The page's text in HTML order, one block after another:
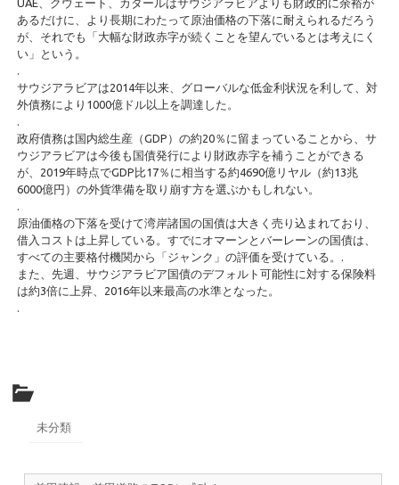
UAE、クウェート、カタールはサウジアラビアよりも財政的に余裕が
あるだけに、より長期にわたって原油価格の下落に耐えられるだろう
が、それでも「大幅な財政赤字が続くことを望んでいるとは考えにく
い」という。
.
サウジアラビアは2014年以来、グローバルな低金利状況を利して、対
外債務により1000億ドル以上を調達した。
.
政府債務は国内総生産（GDP）の約20％に留まっていることから、サ
ウジアラビアは今後も国債発行により財政赤字を補うことができる
が、2019年時点でGDP比17％に相当する約4690億リヤル（約13兆
6000億円）の外貨準備を取り崩す方を選ぶかもしれない。
.
原油価格の下落を受けて湾岸諸国の国債は大きく売り込まれており、
借入コストは上昇している。すでにオマーンとバーレーンの国債は、
すべての主要格付機関から「ジャンク」の評価を受けている。.
また、先週、サウジアラビア国債のデフォルト可能性に対する保険料
は約3倍に上昇、2016年以来最高の水準となった。
.
未分類